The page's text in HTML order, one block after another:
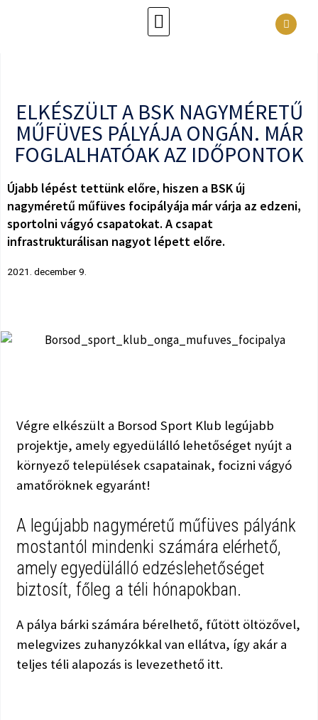
ELKÉSZÜLT A BSK NAGYMÉRETŰ
MŰFÜVES PÁLYÁJA ONGÁN. MÁR
FOGLALHATÓAK AZ IDŐPONTOK
Újabb lépést tettünk előre, hiszen a BSK új
nagyméretű műfüves focipályája már várja az edzeni,
sportolni vágyó csapatokat. A csapat
infrastrukturálisan nagyot lépett előre.
2021. december 9.
Végre elkészült a Borsod Sport Klub legújabb
projektje, amely egyedülálló lehetőséget nyújt a
környező települések csapatainak, focizni vágyó
amatőröknek egyaránt!
A legújabb nagyméretű műfüves pályánk
mostantól mindenki számára elérhető,
amely egyedülálló edzéslehetőséget
biztosít, főleg a téli hónapokban.
A pálya bárki számára bérelhető, fűtött öltözővel,
melegvizes zuhanyzókkal van ellátva, így akár a
teljes téli alapozás is levezethető itt.